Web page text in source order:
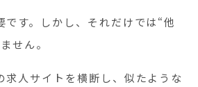
です。しかし、それだけでは“他
せん。
求人サイトを横断し、似たような